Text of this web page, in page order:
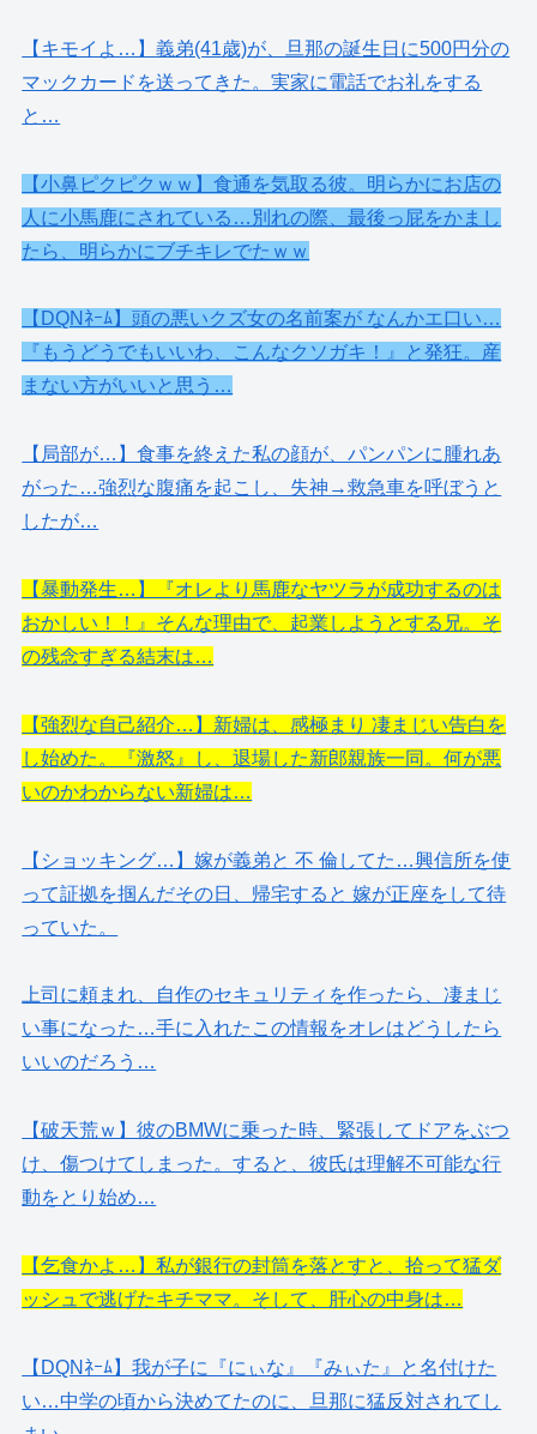
【キモイよ…】義弟(41歳)が、旦那の誕生日に500円分の
マックカードを送ってきた。実家に電話でお礼をする
と…
【小鼻ピクピクｗｗ】食通を気取る彼。明らかにお店の
人に小馬鹿にされている…別れの際、最後っ屁をかまし
たら、明らかにブチキレでたｗｗ
【DQNﾈｰﾑ】頭の悪いクズ女の名前案が なんかエ口い…
『もうどうでもいいわ、こんなクソガキ！』と発狂。産
まない方がいいと思う…
【局部が…】食事を終えた私の顔が、パンパンに腫れあ
がった…強烈な腹痛を起こし、失神→救急車を呼ぼうと
したが…
【暴動発生…】『オレより馬鹿なヤツラが成功するのは
おかしい！！』そんな理由で、起業しようとする兄。そ
の残念すぎる結末は…
【強烈な自己紹介…】新婦は、感極まり 凄まじい告白を
し始めた。『激怒』し、退場した新郎親族一同。何が悪
いのかわからない新婦は…
【ショッキング…】嫁が義弟と 不 倫してた…興信所を使
って証拠を掴んだその日、帰宅すると 嫁が正座をして待
っていた。
上司に頼まれ、自作のセキュリティを作ったら、凄まじ
い事になった…手に入れたこの情報をオレはどうしたら
いいのだろう…
【破天荒ｗ】彼のBMWに乗った時、緊張してドアをぶつ
け、傷つけてしまった。すると、彼氏は理解不可能な行
動をとり始め…
【乞食かよ…】私が銀行の封筒を落とすと、拾って猛ダ
ッシュで逃げたキチママ。そして、肝心の中身は…
【DQNﾈｰﾑ】我が子に『にぃな』『みぃた』と名付けた
い…中学の頃から決めてたのに、旦那に猛反対されてし